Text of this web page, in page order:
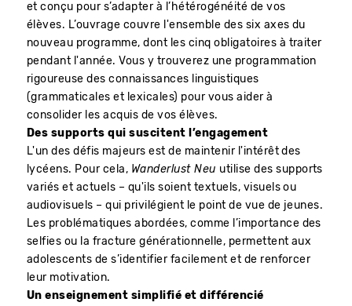
et conçu pour s’adapter à l’hétérogénéité de vos
élèves. L’ouvrage couvre l'ensemble des six axes du
nouveau programme, dont les cinq obligatoires à traiter
pendant l'année. Vous y trouverez une programmation
rigoureuse des connaissances linguistiques
(grammaticales et lexicales) pour vous aider à
consolider les acquis de vos élèves.
Des supports qui suscitent l’engagement
L'un des défis majeurs est de maintenir l'intérêt des
lycéens. Pour cela, Wanderlust Neu utilise des supports
variés et actuels – qu'ils soient textuels, visuels ou
audiovisuels – qui privilégient le point de vue de jeunes.
Les problématiques abordées, comme l’importance des
selfies ou la fracture générationnelle, permettent aux
adolescents de s’identifier facilement et de renforcer
leur motivation.
Un enseignement simplifié et différencié